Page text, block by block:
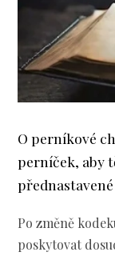
O perníkové
perníček, aby
Po změně
poskytovat